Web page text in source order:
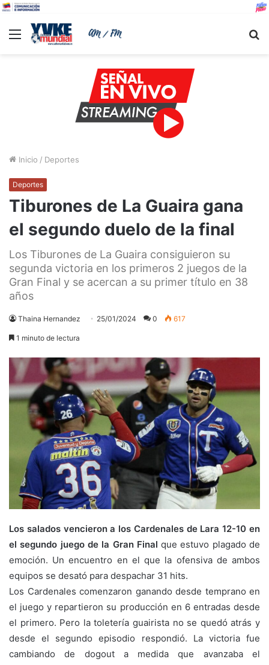
Menu
Inicio / Deportes
Deportes
Tiburones de La Guaira gana
el segundo duelo de la final
Los Tiburones de La Guaira consiguieron su
segunda victoria en los primeros 2 juegos de la
Gran Final y se acercan a su primer título en 38
años
Thaina Hernandez 25/01/2024 0 617
1 minuto de lectura
Los salados vencieron a los Cardenales de Lara 12-10 en
el segundo juego de la Gran Final que estuvo plagado de
emoción. Un encuentro en el que la ofensiva de ambos
equipos se desató para despachar 31 hits.
Los Cardenales comenzaron ganando desde temprano en
el juego y repartieron su producción en 6 entradas desde
el primero. Pero la toletería guairista no se quedó atrás y
desde el segundo episodio respondió. La victoria fue
cambiando de dogout a medida que avanzaba el